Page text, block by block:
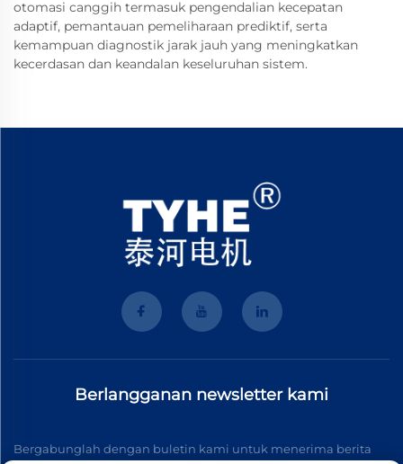
otomasi canggih termasuk pengendalian kecepatan
adaptif, pemantauan pemeliharaan prediktif, serta
kemampuan diagnostik jarak jauh yang meningkatkan
kecerdasan dan keandalan keseluruhan sistem.
Berlangganan newsletter kami
Bergabunglah dengan buletin kami untuk menerima berita